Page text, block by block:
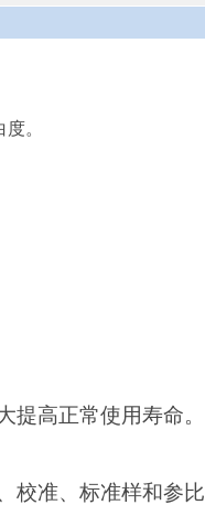
。
高正常使用寿命。
校准、标准样和参比